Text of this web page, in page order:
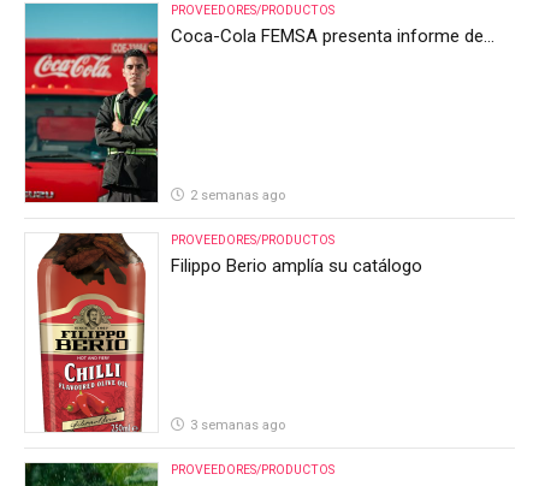
PROVEEDORES/PRODUCTOS
Coca-Cola FEMSA presenta informe de
2 semanas ago
PROVEEDORES/PRODUCTOS
Filippo Berio amplía su catálogo
3 semanas ago
PROVEEDORES/PRODUCTOS